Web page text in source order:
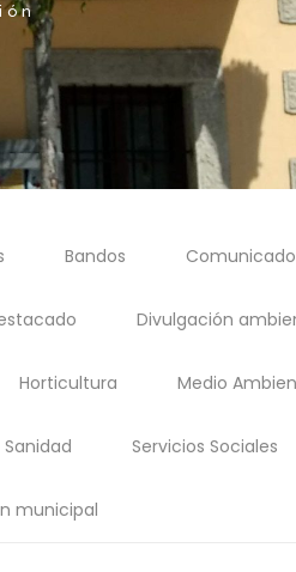
Bandos
Divulgación
Horticultura Medio
Sanidad Servicios Sociales
municipal